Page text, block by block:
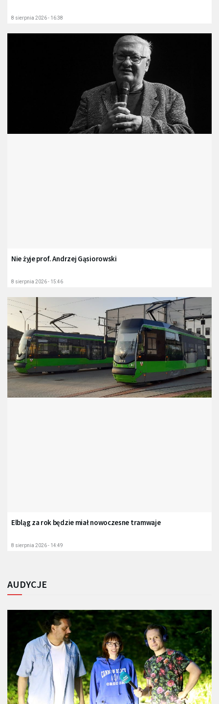
8 sierpnia 2026 - 16:38
Nie żyje prof. Andrzej Gąsiorowski
8 sierpnia 2026 - 15:46
Elbląg za rok będzie miał nowoczesne tramwaje
8 sierpnia 2026 - 14:49
AUDYCJE